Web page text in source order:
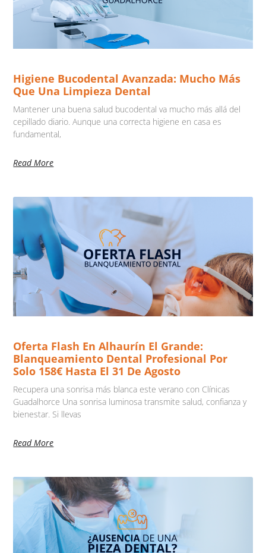
Higiene Bucodental Avanzada: Mucho Más
Que Una Limpieza Dental
Mantener una buena salud bucodental va mucho más allá del
cepillado diario. Aunque una correcta higiene en casa es
fundamental,
Read More
Oferta Flash En Alhaurín El Grande:
Blanqueamiento Dental Profesional Por
Solo 158€ Hasta El 31 De Agosto
Recupera una sonrisa más blanca este verano con Clínicas
Guadalhorce Una sonrisa luminosa transmite salud, confianza y
bienestar. Si llevas
Read More